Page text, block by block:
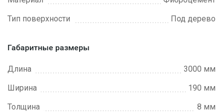
Тип поверхности
Под дерево
Габаритные размеры
Длина
3000 мм
Ширина
190 мм
Толщина
8 мм